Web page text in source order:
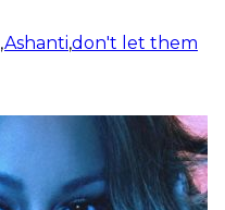
,Ashanti,don't let them